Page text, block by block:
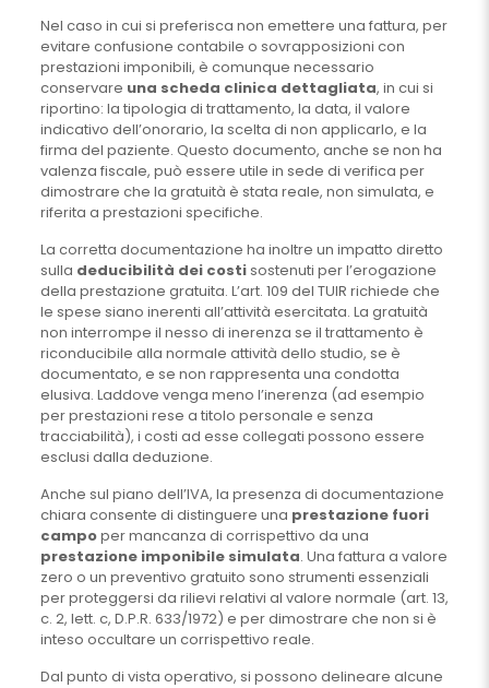
Nel caso in cui si preferisca non emettere una fattura, per
evitare confusione contabile o sovrapposizioni con
prestazioni imponibili, è comunque necessario
conservare una scheda clinica dettagliata, in cui si
riportino: la tipologia di trattamento, la data, il valore
indicativo dell’onorario, la scelta di non applicarlo, e la
firma del paziente. Questo documento, anche se non ha
valenza fiscale, può essere utile in sede di verifica per
dimostrare che la gratuità è stata reale, non simulata, e
riferita a prestazioni specifiche.
La corretta documentazione ha inoltre un impatto diretto
sulla deducibilità dei costisostenuti per l’erogazione
della prestazione gratuita. L’art. 109 del TUIR richiede che
le spese siano inerenti all’attività esercitata. La gratuità
non interrompe il nesso di inerenza se il trattamento è
riconducibile alla normale attività dello studio, se è
documentato, e se non rappresenta una condotta
elusiva. Laddove venga meno l’inerenza (ad esempio
per prestazioni rese a titolo personale e senza
tracciabilità), i costi ad esse collegati possono essere
esclusi dalla deduzione.
Anche sul piano dell’IVA, la presenza di documentazione
chiara consente di distinguere una prestazione fuori
campoper mancanza di corrispettivo da una
prestazione imponibile simulata. Una fattura a valore
zero o un preventivo gratuito sono strumenti essenziali
per proteggersi da rilievi relativi al valore normale (art. 13,
c. 2, lett. c, D.P.R. 633/1972) e per dimostrare che non si è
inteso occultare un corrispettivo reale.
Dal punto di vista operativo, si possono delineare alcune